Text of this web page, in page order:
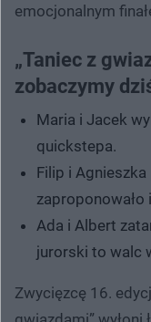
emocjonalnym
„Taniec z
zobaczymy
Maria i Jacek
quickstepa.
Filip i
zaproponowało
Ada i Albert
jurorski to walc
Zwycięzcę 16.